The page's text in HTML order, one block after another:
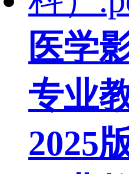
医学
专业
2025